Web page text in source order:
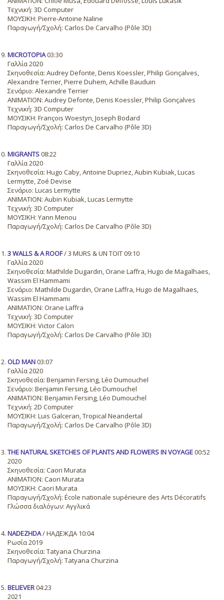
Τεχνική: 3D Computer
ΜΟΥΣΙΚΗ: Pierre-Antoine Naline
Παραγωγή/Σχολή: Carlos De Carvalho (Pôle 3D)
MICROTOPIA03:30
Γαλλία 2020
Σκηνοθεσία: Audrey Defonte, Denis Koessler, Philip Gonçalves,
Alexandre Terrier, Pierre Duhem, Achille Bauduin
Σενάριο: Alexandre Terrier
ANIMATION: Audrey Defonte, Denis Koessler, Philip Gonçalves
Τεχνική: 3D Computer
ΜΟΥΣΙΚΗ: François Woestyn, Joseph Bodard
Παραγωγή/Σχολή: Carlos De Carvalho (Pôle 3D)
MIGRANTS08:22
Γαλλία 2020
Σκηνοθεσία: Hugo Caby, Antoine Dupriez, Aubin Kubiak, Lucas
Lermytte, Zoé Devise
Σενάριο: Lucas Lermytte
ANIMATION: Aubin Kubiak, Lucas Lermytte
Τεχνική: 3D Computer
ΜΟΥΣΙΚΗ: Yann Menou
Παραγωγή/Σχολή: Carlos De Carvalho (Pôle 3D)
3 WALLS & A ROOF/ 3 MURS & UN TOIT 09:10
Γαλλία 2020
Σκηνοθεσία: Mathilde Dugardin, Orane Laffra, Hugo de Magalhaes,
Wassim El Hammami
Σενάριο: Mathilde Dugardin, Orane Laffra, Hugo de Magalhaes,
Wassim El Hammami
ANIMATION: Orane Laffra
Τεχνική: 3D Computer
ΜΟΥΣΙΚΗ: Victor Calon
Παραγωγή/Σχολή: Carlos De Carvalho (Pôle 3D)
OLD MAN03:07
Γαλλία 2020
Σκηνοθεσία: Benjamin Fersing, Léo Dumouchel
Σενάριο: Benjamin Fersing, Léo Dumouchel
ANIMATION: Benjamin Fersing, Léo Dumouchel
Τεχνική: 2D Computer
ΜΟΥΣΙΚΗ: Luis Galceran, Tropical Neandertal
Παραγωγή/Σχολή: Carlos De Carvalho (Pôle 3D)
THE NATURAL SKETCHES OF PLANTS AND FLOWERS IN VOYAGE00:52
2020
Σκηνοθεσία: Caori Murata
ANIMATION: Caori Murata
ΜΟΥΣΙΚΗ: Caori Murata
Παραγωγή/Σχολή: École nationale supérieure des Arts Décoratifs
Γλώσσα διαλόγων: Αγγλικά
NADEZHDA/ НАДЕЖДА 10:04
Ρωσία 2019
Σκηνοθεσία: Tatyana Churzina
Παραγωγή/Σχολή: Tatyana Churzina
BELIEVER04:23
2021